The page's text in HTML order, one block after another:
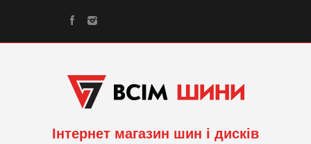
Інтернет магазин шин і дисків